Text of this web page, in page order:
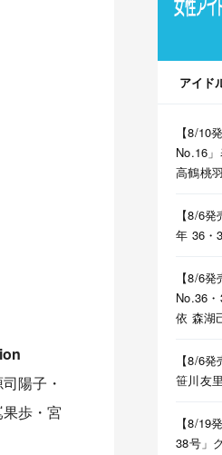
陽子・
歩・宮
アイド
【8/10
No.16
高鶴桃
【8/6
年 36・
【8/6
No.36
依 森湖
【8/6
笹川友里
【8/19
38号」